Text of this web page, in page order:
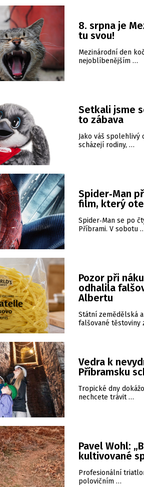
8. srpna je
tu svou!
Mezinárodní den
nejoblíbenějším …
Setkali jsme
to zábava
Jako váš spolehlivý
scházejí rodiny, …
Spider‑Man
film, který
Spider‑Man se po
Příbrami. V sobotu
Pozor při
odhalila
Albertu
Státní zemědělská
falšované těstoviny
Vedra k
Příbramsku
Tropické dny
nechcete trávit …
Pavel Wohl:
kultivované
Profesionální
polovičním …